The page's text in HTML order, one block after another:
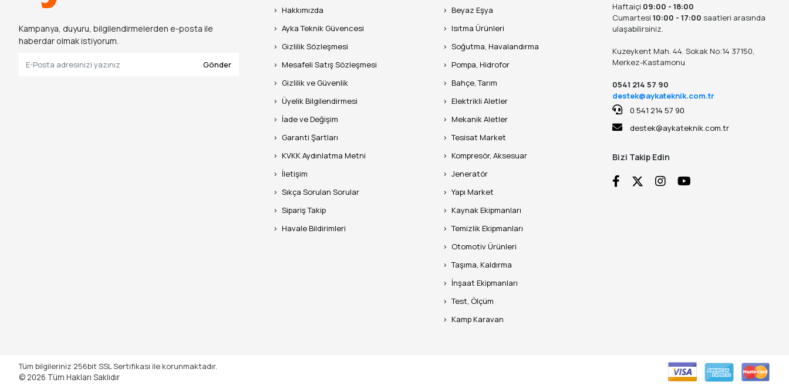
Kampanya, duyuru, bilgilendirmelerden e-posta ile
haberdar olmak istiyorum.
Gönder
Hakkımızda
Ayka Teknik Güvencesi
Gizlilik Sözleşmesi
Mesafeli Satış Sözleşmesi
Gizlilik ve Güvenlik
Üyelik Bilgilendirmesi
İade ve Değişim
Garanti Şartları
KVKK Aydınlatma Metni
İletişim
Sıkça Sorulan Sorular
Sipariş Takip
Havale Bildirimleri
Beyaz Eşya
Isıtma Ürünleri
Soğutma, Havalandırma
Pompa, Hidrofor
Bahçe, Tarım
Elektrikli Aletler
Mekanik Aletler
Tesisat Market
Kompresör, Aksesuar
Jeneratör
Yapı Market
Kaynak Ekipmanları
Temizlik Ekipmanları
Otomotiv Ürünleri
Taşıma, Kaldırma
İnşaat Ekipmanları
Test, Ölçüm
Kamp Karavan
Haftaiçi 09:00 - 18:00
Cumartesi10:00 - 17:00 saatleri arasında
ulaşabilirsiniz.
Kuzeykent Mah. 44. Sokak No:14 37150,
Merkez-Kastamonu
0541 214 57 90
destek@aykateknik.com.tr
0 541 214 57 90
destek@aykateknik.com.tr
Bizi Takip Edin
Tüm bilgileriniz 256bit SSL Sertifikası ile korunmaktadır.
© 2026 Tüm Hakları Saklıdır